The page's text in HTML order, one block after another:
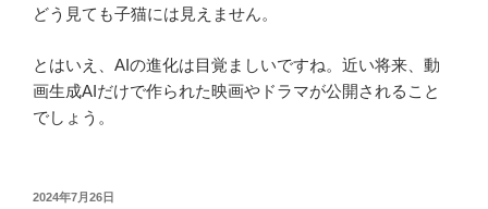
どう見ても子猫には見えません。
とはいえ、AIの進化は目覚ましいですね。近い将来、動
画生成AIだけで作られた映画やドラマが公開されること
でしょう。
投
2024年7月26日